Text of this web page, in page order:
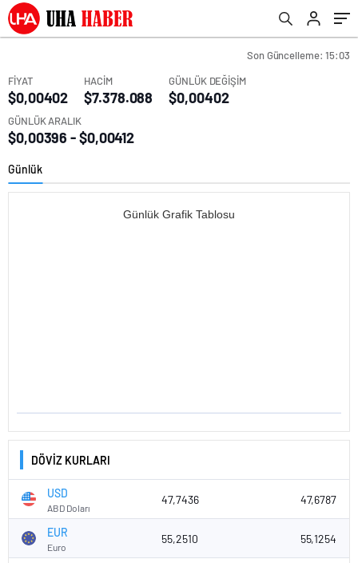
Son Güncelleme: 15:03
FİYAT
$0,00402
HACİM
$7.378.088
GÜNLÜK DEĞİŞİM
$0,00402
GÜNLÜK ARALIK
$0,00396 - $0,00412
Günlük
Günlük Grafik Tablosu
DÖVİZ KURLARI
USD
ABD Doları
47,7436 47,6787
EUR
Euro
55,2510 55,1254